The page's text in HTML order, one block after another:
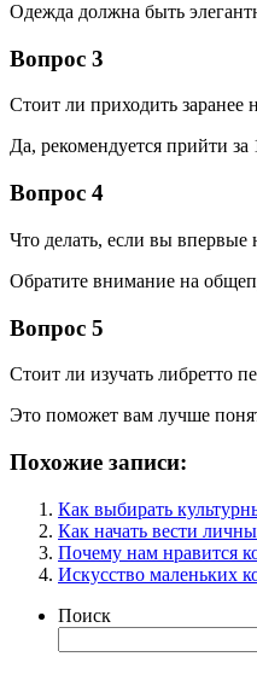
Одежда должна быть
Вопрос 3
Стоит ли приходить заранее
Да, рекомендуется прийти за
Вопрос 4
Что делать, если вы впервые
Обратите внимание на
Вопрос 5
Стоит ли изучать либретто
Это поможет вам лучше
Похожие записи:
Как выбирать
Как начать вести
Почему нам нравится
Искусство маленьких
Поиск